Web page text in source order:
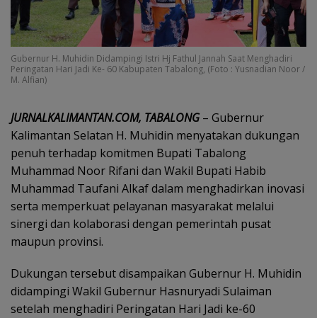
Gubernur H. Muhidin Didampingi Istri Hj Fathul Jannah Saat Menghadiri
Peringatan Hari Jadi Ke- 60 Kabupaten Tabalong, (Foto : Yusnadian Noor /
M. Alfian)
JURNALKALIMANTAN.COM, TABALONG– Gubernur
Kalimantan Selatan H. Muhidin menyatakan dukungan
penuh terhadap komitmen Bupati Tabalong
Muhammad Noor Rifani dan Wakil Bupati Habib
Muhammad Taufani Alkaf dalam menghadirkan inovasi
serta memperkuat pelayanan masyarakat melalui
sinergi dan kolaborasi dengan pemerintah pusat
maupun provinsi.
Dukungan tersebut disampaikan Gubernur H. Muhidin
didampingi Wakil Gubernur Hasnuryadi Sulaiman
setelah menghadiri Peringatan Hari Jadi ke-60